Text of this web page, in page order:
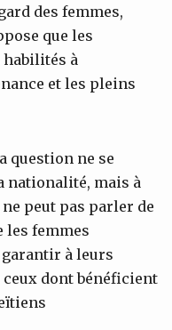
des femmes,
que les
à
et les pleins
question ne se
nationalité, mais à
peut pas parler de
les femmes
à leurs
dont bénéficient